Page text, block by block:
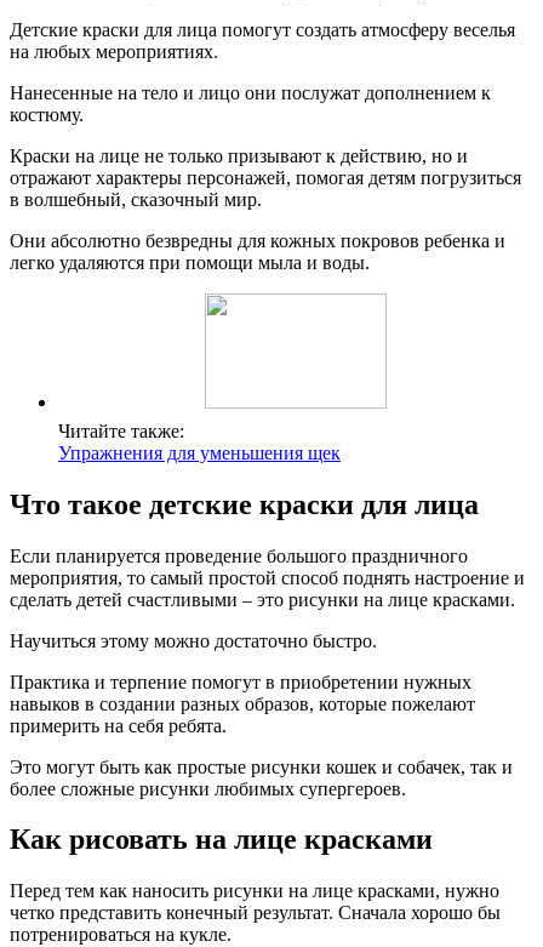
Детские краски для лица помогут создать атмосферу веселья
на любых мероприятиях.
Нанесенные на тело и лицо они послужат дополнением к
костюму.
Краски на лице не только призывают к действию, но и
отражают характеры персонажей, помогая детям погрузиться
в волшебный, сказочный мир.
Они абсолютно безвредны для кожных покровов ребенка и
легко удаляются при помощи мыла и воды.
Читайте также:
Упражнения для уменьшения щек
Что такое детские краски для лица
Если планируется проведение большого праздничного
мероприятия, то самый простой способ поднять настроение и
сделать детей счастливыми – это рисунки на лице красками.
Научиться этому можно достаточно быстро.
Практика и терпение помогут в приобретении нужных
навыков в создании разных образов, которые пожелают
примерить на себя ребята.
Это могут быть как простые рисунки кошек и собачек, так и
более сложные рисунки любимых супергероев.
Как рисовать на лице красками
Перед тем как наносить рисунки на лице красками, нужно
четко представить конечный результат. Сначала хорошо бы
потренироваться на кукле.